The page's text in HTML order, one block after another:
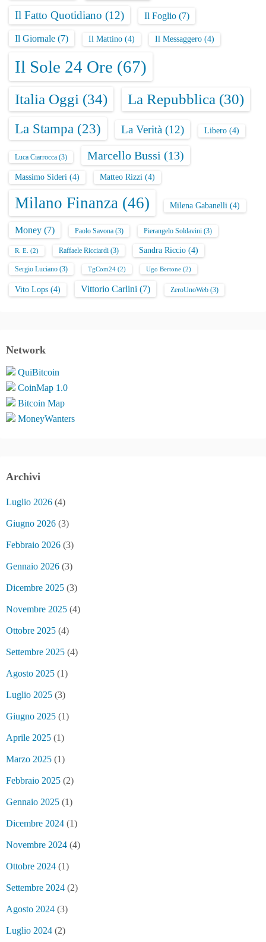
Il Fatto Quotidiano (12) Il Foglio (7)
Il Giornale (7) Il Mattino (4) Il Messaggero (4)
Il Sole 24 Ore (67)
Italia Oggi (34) La Repubblica (30)
La Stampa (23) La Verità (12) Libero (4)
Luca Ciarrocca (3) Marcello Bussi (13)
Massimo Sideri (4) Matteo Rizzi (4)
Milano Finanza (46) Milena Gabanelli (4)
Money (7) Paolo Savona (3) Pierangelo Soldavini (3)
R. E. (2) Raffaele Ricciardi (3) Sandra Riccio (4)
Sergio Luciano (3) TgCom24 (2) Ugo Bertone (2)
Vito Lops (4) Vittorio Carlini (7) ZeroUnoWeb (3)
Network
QuiBitcoin
CoinMap 1.0
Bitcoin Map
MoneyWanters
Archivi
Luglio 2026 (4)
Giugno 2026 (3)
Febbraio 2026 (3)
Gennaio 2026 (3)
Dicembre 2025 (3)
Novembre 2025 (4)
Ottobre 2025 (4)
Settembre 2025 (4)
Agosto 2025 (1)
Luglio 2025 (3)
Giugno 2025 (1)
Aprile 2025 (1)
Marzo 2025 (1)
Febbraio 2025 (2)
Gennaio 2025 (1)
Dicembre 2024 (1)
Novembre 2024 (4)
Ottobre 2024 (1)
Settembre 2024 (2)
Agosto 2024 (3)
Luglio 2024 (2)